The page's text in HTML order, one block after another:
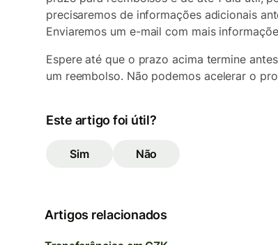
precisaremos de informações adicionais
Enviaremos um e-mail com mais
Espere até que o prazo acima termine
um reembolso. Não podemos acelerar o
Este artigo foi útil?
Sim Não
Artigos relacionados